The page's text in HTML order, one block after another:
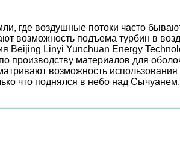
где воздушные потоки часто
возможность подъема турбин в
Beijing Linyi Yunchuan Energy
производству материалов для
возможность использования
что поднялся в небо над